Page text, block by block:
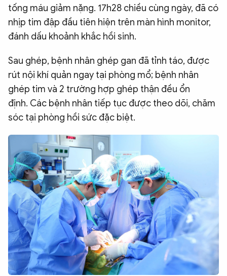
tống máu giảm nặng. 17h28 chiều cùng ngày, đã có
nhịp tim đập đầu tiên hiện trên màn hình monitor,
đánh dấu khoảnh khắc hồi sinh.
Sau ghép, bệnh nhân ghép gan đã tỉnh táo, được
rút nội khí quản ngay tại phòng mổ; bệnh nhân
ghép tim và 2 trường hợp ghép thận đều ổn
định. Các bệnh nhân tiếp tục được theo dõi, chăm
sóc tại phòng hồi sức đặc biệt.